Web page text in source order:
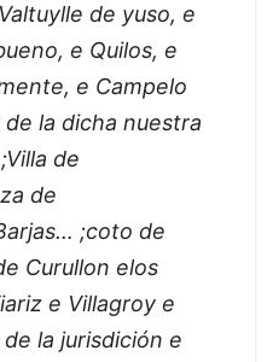
de yuso, e
e Quilos, e
e Campelo
la dicha nuestra
de
de
;coto de
Curullon elos
e Villagroy e
la jurisdición e